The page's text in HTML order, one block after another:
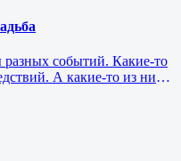
разных событий. Какие-то
А какие-то из них